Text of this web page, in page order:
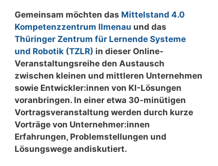
Gemeinsam möchten das Mittelstand 4.0
Kompetenzzentrum Ilmenau und das
Thüringer Zentrum für Lernende Systeme
und Robotik (TZLR) in dieser Online-
Veranstaltungsreihe den Austausch
zwischen kleinen und mittleren Unternehmen
sowie Entwickler:innen von KI-Lösungen
voranbringen. In einer etwa 30-minütigen
Vortragsveranstaltung werden durch kurze
Vorträge von Unternehmer:innen
Erfahrungen, Problemstellungen und
Lösungswege andiskutiert.